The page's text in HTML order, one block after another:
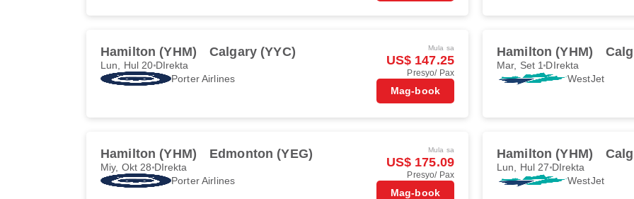
Hamilton (YHM) Calgary (YYC)
Lun, Hul 20 DIrekta
Porter Airlines
Mula sa
US$ 147.25
Presyo/ Pax
Mag-book
Hamilton (YHM)
Mar, Set 1 DIrekta
WestJet
Hamilton (YHM) Edmonton (YEG)
Miy, Okt 28 DIrekta
Porter Airlines
Mula sa
US$ 175.09
Presyo/ Pax
Mag-book
Hamilton (YHM)
Lun, Hul 27 DIrekta
WestJet